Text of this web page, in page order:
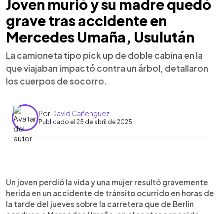
Joven murió y su madre quedó
grave tras accidente en
Mercedes Umaña, Usulután
La camioneta tipo pick up de doble cabina en la
que viajaban impactó contra un árbol, detallaron
los cuerpos de socorro.
PorDavid Cañenguez
Publicado el 25 de abril de 2025
Escuchar artículo
Un joven perdió la vida y una mujer resultó gravemente
herida en un accidente de tránsito ocurrido en horas de
la tarde del jueves sobre la carretera que de Berlín